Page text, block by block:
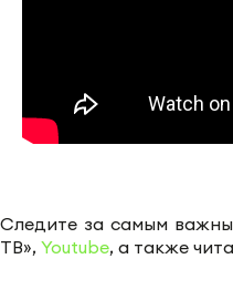
Следите за самым
ТВ», Youtube, а также